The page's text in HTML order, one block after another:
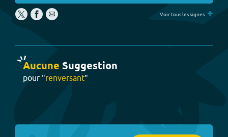
Voir tous les signes +
Aucune Suggestion
pour "renversant"